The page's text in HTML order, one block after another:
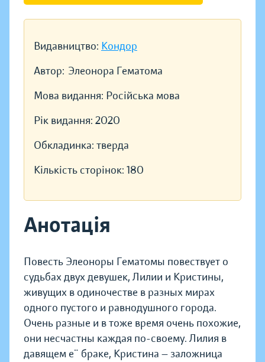
Видавництво: Кондор
Автор: Элеонора Гематома
Мова видання: Російська мова
Рік видання: 2020
Обкладинка: тверда
Кількість сторінок: 180
Анотація
Повесть Элеоноры Гематомы повествует о
судьбах двух девушек, Лилии и Кристины,
живущих в одиночестве в разных мирах
одного пустого и равнодушного города.
Очень разные и в тоже время очень похожие,
они несчастны каждая по-своему. Лилия в
давящем её браке, Кристина — заложница